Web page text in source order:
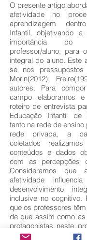
O presente artigo
afetividade no
aprendizagem
Infantil, objetivando
importância do
professor/aluno, para
integral do aluno. Este
se nos pressupostos
Morin(2012);
autores. Para
campo elaboramos
roteiro de entrevista
Educação Infantil de
tanto na rede de
rede privada, a
coletados
conteúdos e dados
com as percepções
Consideramos que
afetividade
desenvolvimento
inclusive no cognitivo.
que os professores
de que assim como
protagonistas neste
resultar em sucesso ou